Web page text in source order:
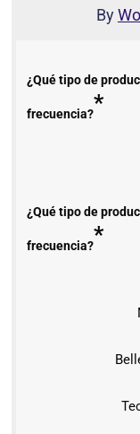
By
¿Qué tipo de
frecuencia?*
¿Qué tipo de
frecuencia?*